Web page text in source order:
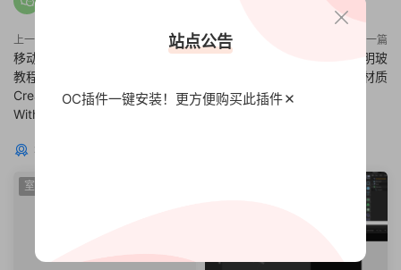
上一篇
移动翻转方块无限循环动画C4D
教程 Skillshare – Cinema 4D
Creating Looping Animation
With Moving Cubes
下一篇
C4D材质预设 72种水液体透明玻
璃材质
猜你喜欢
室内渲染
站点公告
OC插件一键安装！更方便购买此插件